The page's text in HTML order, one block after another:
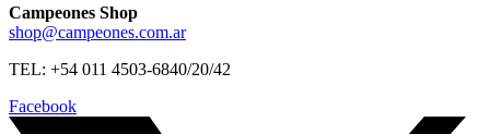
Campeones Shop
shop@campeones.com.ar
TEL: +54 011 4503-6840/20/42
Facebook